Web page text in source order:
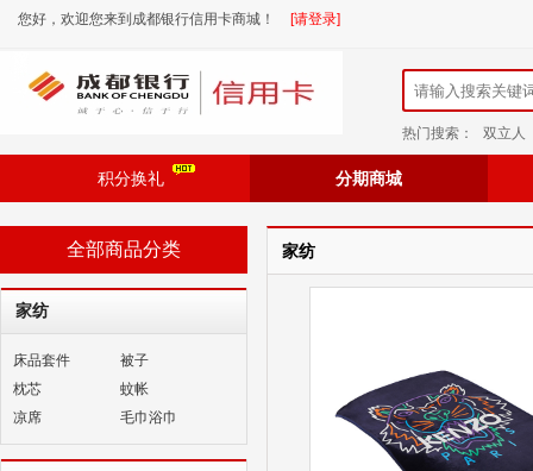
您好，欢迎您来到成都银行信用卡商城！ [请登录]
热门搜索： 双立人
积分换礼 分期商城
全部商品分类
家纺
床品套件
被子
枕芯
蚊帐
凉席
毛巾浴巾
家纺